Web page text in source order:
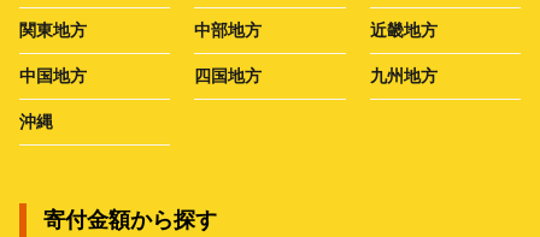
関東地方 中部地方 近畿地方
中国地方 四国地方 九州地方
沖縄
寄付金額から探す